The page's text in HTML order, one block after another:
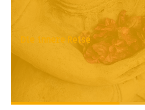
Die innere Reise